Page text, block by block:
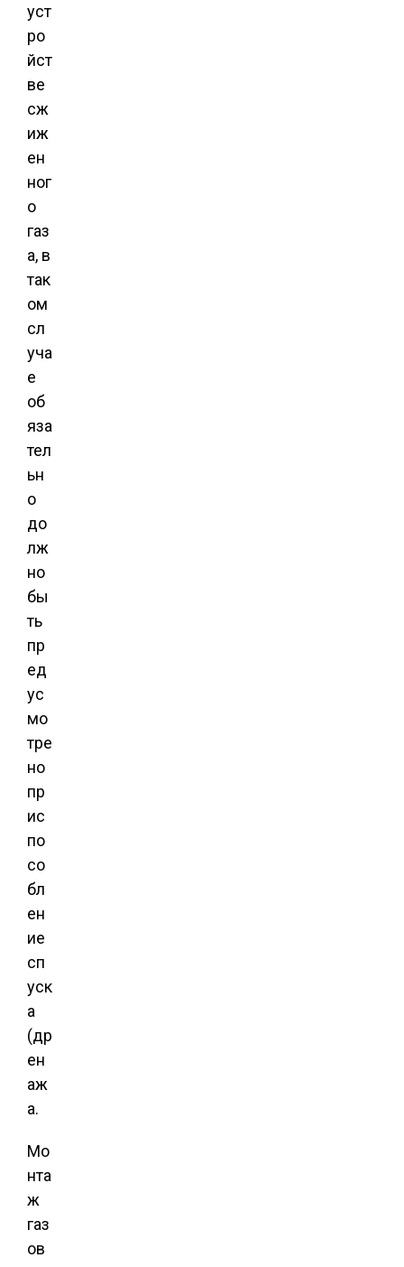
уст
ро
йст
ве
сж
иж
ен
ног
о
газ
а, в
так
ом
сл
уча
е
об
яза
тел
ьн
о
до
лж
но
бы
ть
пр
ед
ус
мо
тре
но
пр
ис
по
со
бл
ен
ие
сп
уск
а
(др
ен
аж
а.
Мо
нта
ж
газ
ов